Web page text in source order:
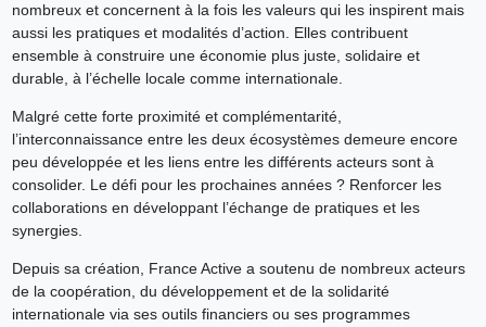
nombreux et concernent à la fois les valeurs qui les inspirent mais
aussi les pratiques et modalités d’action. Elles contribuent
ensemble à construire une économie plus juste, solidaire et
durable, à l’échelle locale comme internationale.
Malgré cette forte proximité et complémentarité,
l’interconnaissance entre les deux écosystèmes demeure encore
peu développée et les liens entre les différents acteurs sont à
consolider. Le défi pour les prochaines années ? Renforcer les
collaborations en développant l’échange de pratiques et les
synergies.
Depuis sa création, France Active a soutenu de nombreux acteurs
de la coopération, du développement et de la solidarité
internationale via ses outils financiers ou ses programmes